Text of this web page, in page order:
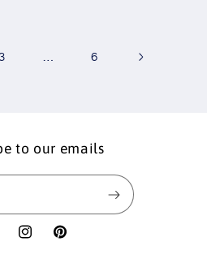
6
to our emails
InstagramPinterest